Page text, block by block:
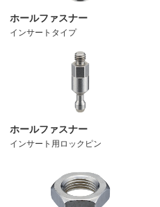
ホールファスナー
インサートタイプ
ホールファスナー
インサート用ロックピン